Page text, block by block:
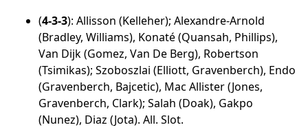
(4-3-3): Allisson (Kelleher); Alexandre-Arnold
(Bradley, Williams), Konaté (Quansah, Phillips),
Van Dijk (Gomez, Van De Berg), Robertson
(Tsimikas); Szoboszlai (Elliott, Gravenberch), Endo
(Gravenberch, Bajcetic), Mac Allister (Jones,
Gravenberch, Clark); Salah (Doak), Gakpo
(Nunez), Diaz (Jota). All. Slot.